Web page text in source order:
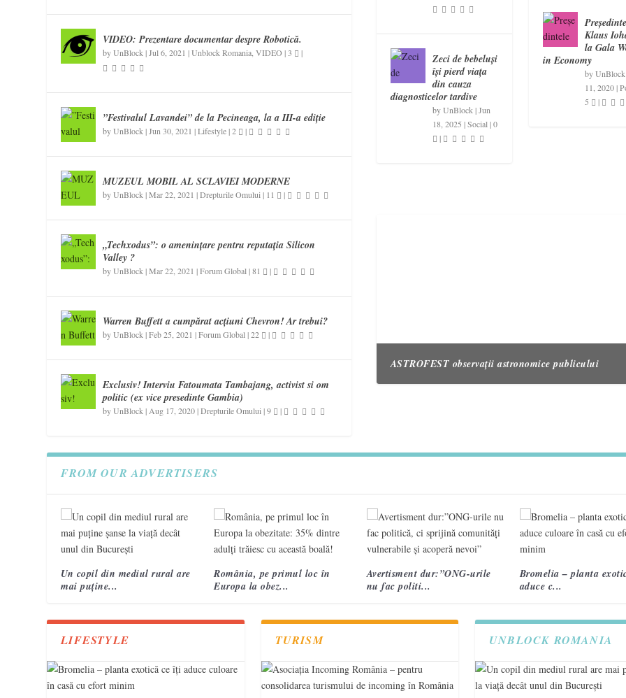
VIDEO: Prezentare documentar despre Robotică.
byUnBlock |Jul 6, 2021 |Unblock Romania ,VIDEO |3 |
”Festivalul Lavandei” de la Pecineaga, la a III-a ediție
byUnBlock |Jun 30, 2021 |Lifestyle|2 |
MUZEUL MOBIL AL SCLAVIEI MODERNE
byUnBlock |Mar 22, 2021 |Drepturile Omului | 11 |
„Techxodus”: o amenințare pentru reputația Silicon
Valley ?
byUnBlock |Mar 22, 2021 |Forum Global |81 |
Warren Buffett a cumpărat acțiuni Chevron! Ar trebui?
byUnBlock |Feb 25, 2021 |Forum Global |22 |
Exclusiv! Interviu Fatoumata Tambajang, activist si om
politic (ex vice presedinte Gambia)
byUnBlock | Aug 17, 2020|Drepturile Omului |9 |
Zeci de bebeluși
își pierd viața
din cauza
diagnosticelor tardive
byUnBlock |Jun
18, 2025 |Social |0
|
Klaus
la Gala
in Economy
byUnBlock
11, 2020|
5
|
ASTROFEST observații astronomice publicului
3 semne care te ajută să recunoști un accident
cerebral 2
Campania „Are nevoie de tine. Vorbește cu ea!”
treia ediție.
VIDEO. Topografi militari
FROM OUR ADVERTISERS
Un copil din mediul rural are
mai puține...
România, pe primul loc în
Europa la obez...
Avertisment dur:”ONG-urile
nu fac politi...
Bromelia – planta
aduce c...
LIFESTYLE TURISM UNBLOCK ROMANIA